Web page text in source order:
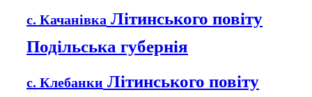
с. Качанівка Літинського повіту
Подільська губернія
с. Клебанки Літинського повіту